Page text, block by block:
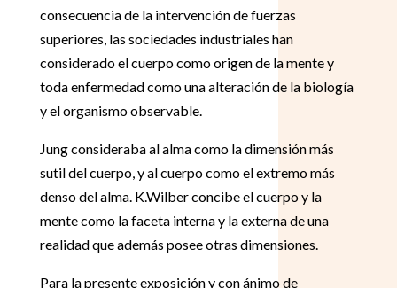
consecuencia de la intervención de fuerzas
superiores, las sociedades industriales han
considerado el cuerpo como origen de la mente y
toda enfermedad como una alteración de la biología
y el organismo observable.
Jung consideraba al alma como la dimensión más
sutil del cuerpo, y al cuerpo como el extremo más
denso del alma. K.Wilber concibe el cuerpo y la
mente como la faceta interna y la externa de una
realidad que además posee otras dimensiones.
Para la presente exposición y con ánimo de